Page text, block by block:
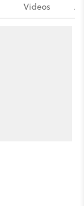
Videos